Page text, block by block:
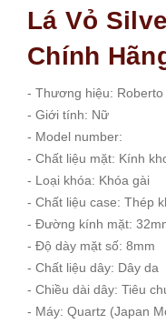
Lá Vỏ
Chính
- Thương hiệu: Roberto
- Giới tính: Nữ
- Model number:
- Chất liệu mặt: Kính
- Loại khóa: Khóa gài
- Chất liệu case: Thép
- Đường kính mặt:
- Độ dày mặt số: 8mm
- Chất liệu dây: Dây da
- Chiều dài dây: Tiêu
- Máy: Quartz (Japan